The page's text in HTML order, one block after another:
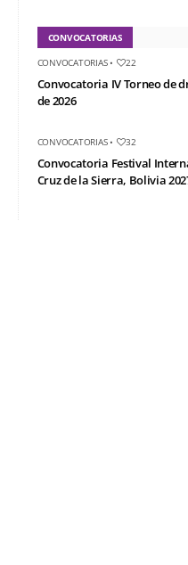
CONVOCATORIAS
CONVOCATORIAS• 22
Convocatoria IV Torneo de
de 2026
CONVOCATORIAS• 32
Convocatoria Festival
Cruz de la Sierra, Bolivia